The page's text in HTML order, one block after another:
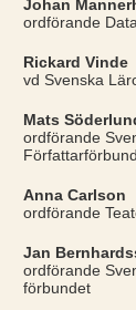
Johan
ordförande
Rickard Vinde
vd Svenska
Mats
ordförande
Anna Carlson
ordförande
Jan
ordförande
förbundet